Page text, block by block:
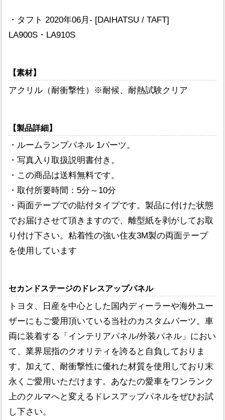
・タフト 2020年06月- [DAIHATSU / TAFT]
LA900S・LA910S
【素材】
アクリル（耐衝撃性）※耐候、耐熱試験クリア
【製品詳細】
・ルームランプパネル 1パーツ。
・写真入り取扱説明書付き。
・この商品は送料無料です。
・取付所要時間：5分～10分
・両面テープでの貼付タイプです。製品に付けた状態
でお届けさせて頂きますので、離型紙を剥がしてお取
り付け下さい。粘着性の強い住友3M製の両面テープ
を使用しています
セカンドステージのドレスアップパネル
トヨタ、日産を中心とした国内ディーラーや海外ユー
ザーにもご愛用頂いている当社のカスタムパーツ。車
両に装着する「インテリアパネル/外装パネル」におい
て、業界屈指のクオリティを誇ると自負しておりま
す。加えて、耐衝撃性に優れた材質を使用しており末
永くご愛用いただけます。あなたの愛車をワンランク
上のクルマへと変えるドレスアップパネルをぜひお試
し下さい。